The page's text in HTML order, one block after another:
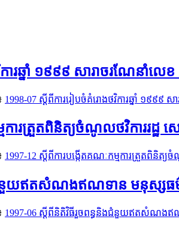
ារឆ្នាំ ១៩៩៩ សារាចរណែនាំលេ
1998-07 ស្ដីពីការរៀបចំគំរោងថវិការឆ្នាំ ១៩៩៩
ការត្រួតពិនិត្យចំណូលថវិការរដ្ឋ
1997-12 ស្ដីពីការបង្កើតគណៈកម្មការត្រួតពិនិត្
ជំនួយឥតសំណងឥណទាន មនុស្សធ
1997-06 ស្ដីពីនិតិវិធីរួចពន្ធនិងជំនួយឥតសំណង